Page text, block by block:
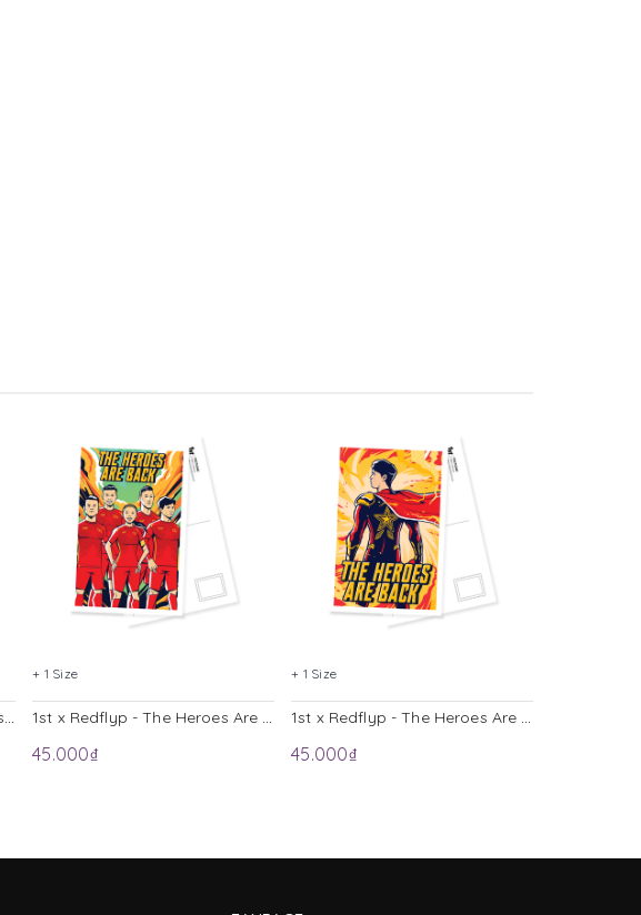
1st x Redflyp - National Heroes 2 Postcard
+ 1 Size
1st x Redflyp - The Heroes Are Back 1 Postcard
45.000₫
+ 1 Size
1st x Redflyp - The Heroes Are Back 2 Postcard
45.000₫